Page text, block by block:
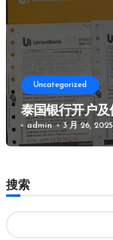
Uncategorized
泰国银行开户及
admin 3 月 26, 2025
搜索